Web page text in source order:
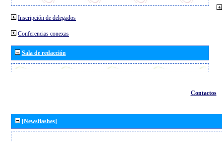
Inscripción de delegados
Conferencias conexas
Sala de redacción
Contactos
[Newsflashes]